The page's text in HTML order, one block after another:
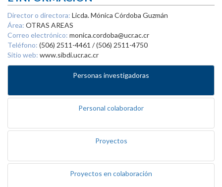
Director o directora: Licda. Mónica Córdoba Guzmán
Área: OTRAS AREAS
Correo electrónico: monica.cordoba@ucr.ac.cr
Teléfono: (506) 2511-4461 / (506) 2511-4750
Sitio web: www.sibdi.ucr.ac.cr
Personas investigadoras
Personal colaborador
Proyectos
Proyectos en colaboración